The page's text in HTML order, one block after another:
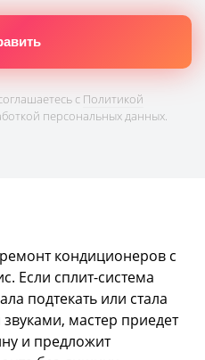
с Политикой
персональных данных.
кондиционеров с
Если сплит-система
подтекать или стала
мастер приедет
и предложит